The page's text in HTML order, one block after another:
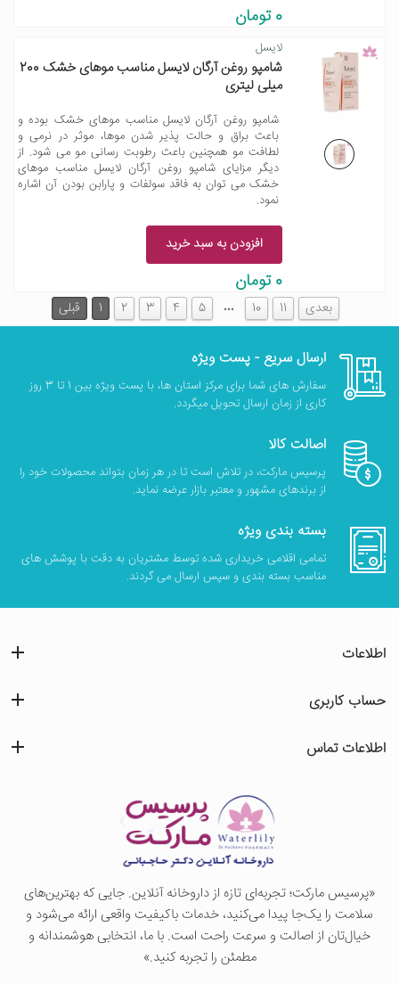
0 تومان
لایسل
شامپو روغن آرگان لایسل مناسب موهای خشک 200
میلی لیتری
شامپو روغن آرگان لایسل مناسب موهای خشک بوده و
باعث براق و حالت پذیر شدن موها، موثر در نرمی و
لطافت مو همچنین باعث رطوبت رسانی مو می شود. از
دیگر مزایای شامپو روغن آرگان لایسل مناسب موهای
خشک می توان به فاقد سولفات و پارابن بودن آن اشاره
نمود.
افزودن به سبد خرید
0 تومان
قبلی 1 2 3 4 5 … 10 11 بعدی
ارسال سریع - پست ویژه
سفارش های شما برای مرکز استان ها، با پست ویژه بین 1 تا 3 روز
کاری از زمان ارسال تحویل میگردد.
اصالت کالا
پرسیس مارکت، در تلاش است تا در هر زمان بتواند محصولات خود را
از برندهای مشهور و معتبر بازار عرضه نماید.
بسته بندی ویژه
تمامی اقلامی خریداری شده توسط مشتریان به دقت با پوشش های
مناسب بسته بندی و سپس ارسال می گردند.
«پرسيس ماركت؛ تجربه‌ای تازه از داروخانه آنلاین. جایی که بهترین‌های
سلامت را یک‌جا پیدا می‌کنید، خدمات باکیفیت واقعی ارائه می‌شود و
خیال‌تان از اصالت و سرعت راحت است. با ما، انتخابی هوشمندانه و
مطمئن را تجربه کنید.»
اطلاعات
حساب کاربری
اطلاعات تماس